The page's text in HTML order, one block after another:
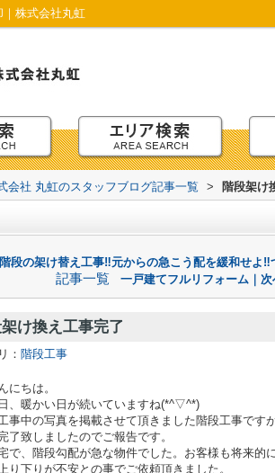
株式会社丸虹
会社 丸虹のスタッフブログ記事一覧 > 階段架け
段の架け替え工事‼元からの急こう配を緩和せよ‼
記事一覧 一戸建てフルリフォーム｜
け換え工事完了
： 階段工事
にちは。
、暖かい日が続いていますね(*^▽^*)
事中の写真を掲載させて頂きました階段工事です
了致しましたのでご報告です。
で、階段勾配が急な物件でした。お客様も将来的
り下りが不安との事でご依頼頂きました。